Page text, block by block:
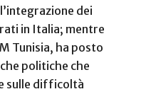
dei
in Italia; mentre
Tunisia, ha posto
politiche che
sulle difficoltà